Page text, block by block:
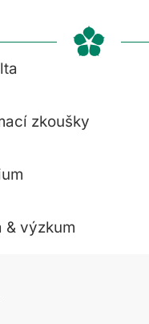
zkoušky
& výzkum